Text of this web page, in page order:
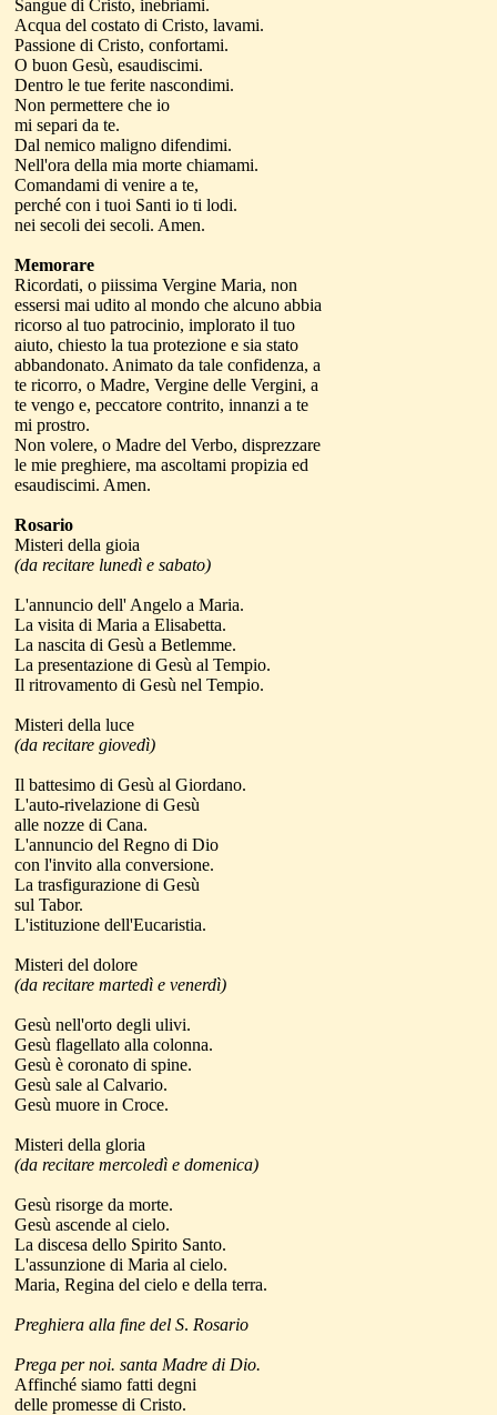
Sangue di Cristo, inebriami.
Acqua del costato di Cristo, lavami.
Passione di Cristo, confortami.
O buon Gesù, esaudiscimi.
Dentro le tue ferite nascondimi.
Non permettere che io
mi separi da te.
Dal nemico maligno difendimi.
Nell'ora della mia morte chiamami.
Comandami di venire a te,
perché con i tuoi Santi io ti lodi.
nei secoli dei secoli. Amen.
Memorare
Ricordati, o piissima Vergine Maria, non
essersi mai udito al mondo che alcuno abbia
ricorso al tuo patrocinio, implorato il tuo
aiuto, chiesto la tua protezione e sia stato
abbandonato. Animato da tale confidenza, a
te ricorro, o Madre, Vergine delle Vergini, a
te vengo e, peccatore contrito, innanzi a te
mi prostro.
Non volere, o Madre del Verbo, disprezzare
le mie preghiere, ma ascoltami propizia ed
esaudiscimi. Amen.
Rosario
Misteri della gioia
(da recitare lunedì e sabato)
L'annuncio dell' Angelo a Maria.
La visita di Maria a Elisabetta.
La nascita di Gesù a Betlemme.
La presentazione di Gesù al Tempio.
Il ritrovamento di Gesù nel Tempio.
Misteri della luce
(da recitare giovedì)
Il battesimo di Gesù al Giordano.
L'auto-rivelazione di Gesù
alle nozze di Cana.
L'annuncio del Regno di Dio
con l'invito alla conversione.
La trasfigurazione di Gesù
sul Tabor.
L'istituzione dell'Eucaristia.
Misteri del dolore
(da recitare martedì e venerdì)
Gesù nell'orto degli ulivi.
Gesù flagellato alla colonna.
Gesù è coronato di spine.
Gesù sale al Calvario.
Gesù muore in Croce.
Misteri della gloria
(da recitare mercoledì e domenica)
Gesù risorge da morte.
Gesù ascende al cielo.
La discesa dello Spirito Santo.
L'assunzione di Maria al cielo.
Maria, Regina del cielo e della terra.
Preghiera alla fine del S. Rosario
Prega per noi. santa Madre di Dio.
Affinché siamo fatti degni
delle promesse di Cristo.